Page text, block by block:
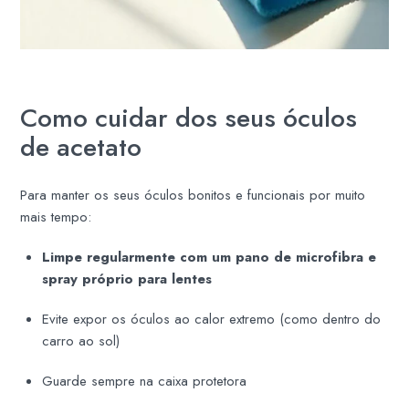
Como cuidar dos seus óculos
de acetato
Para manter os seus óculos bonitos e funcionais por muito
mais tempo:
Limpe regularmente com um pano de microfibra e
spray próprio para lentes
Evite expor os óculos ao calor extremo (como dentro do
carro ao sol)
Guarde sempre na caixa protetora